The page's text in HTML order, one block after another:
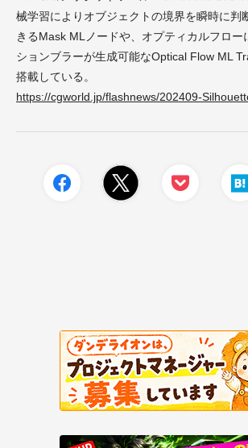
械学習によりオブジェクトの境界を瞬時に判
きるMask MLノードや、オプティカルフロー
ションブラーが生成可能なOptical Flow ML
搭載している。
https://cgworld.jp/flashnews/202409-